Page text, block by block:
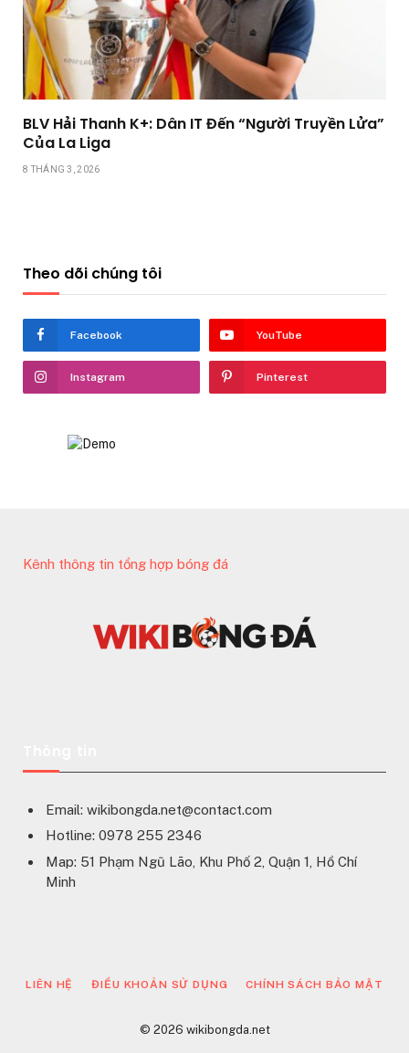
BLV Hải Thanh K+: Dân IT Đến “Người Truyền Lửa”
Của La Liga
8 THÁNG 3, 2026
Theo dõi chúng tôi
Facebook YouTube
Instagram Pinterest
Kênh thông tin tổng hợp bóng đá
Email: wikibongda.net@contact.com
Hotline: 0978 255 2346
Map: 51 Phạm Ngũ Lão, Khu Phố 2, Quận 1, Hồ Chí
Minh
LIÊN HỆ ĐIỀU KHOẢN SỬ DỤNG CHÍNH SÁCH BẢO MẬT
© 2026 wikibongda.net